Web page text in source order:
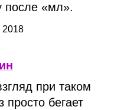
после «мл».
2018
при таком
бегает